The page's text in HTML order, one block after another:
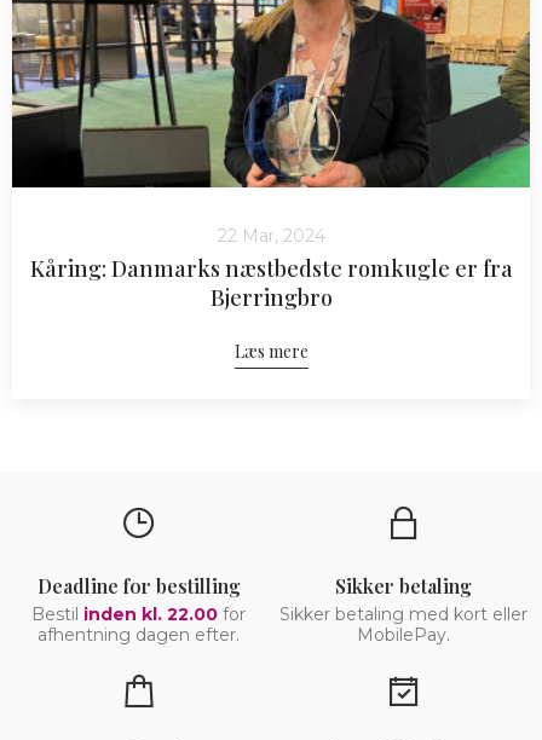
22 Mar, 2024
Kåring: Danmarks næstbedste romkugle er fra
Bjerringbro
Læs mere
Deadline for bestilling
Bestil inden kl. 22.00 for
afhentning dagen efter.
Sikker betaling
Sikker betaling med kort eller
MobilePay.